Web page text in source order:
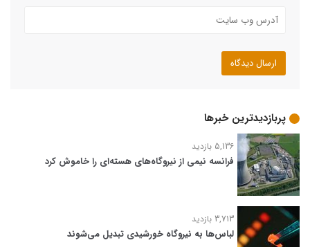
پربازدیدترین خبرها
5,136 بازدید
فرانسه نیمی از نیروگاه‌های هسته‌ای را خاموش کرد
3,713 بازدید
لباس‌ها به نیروگاه خورشیدی تبدیل می‌شوند